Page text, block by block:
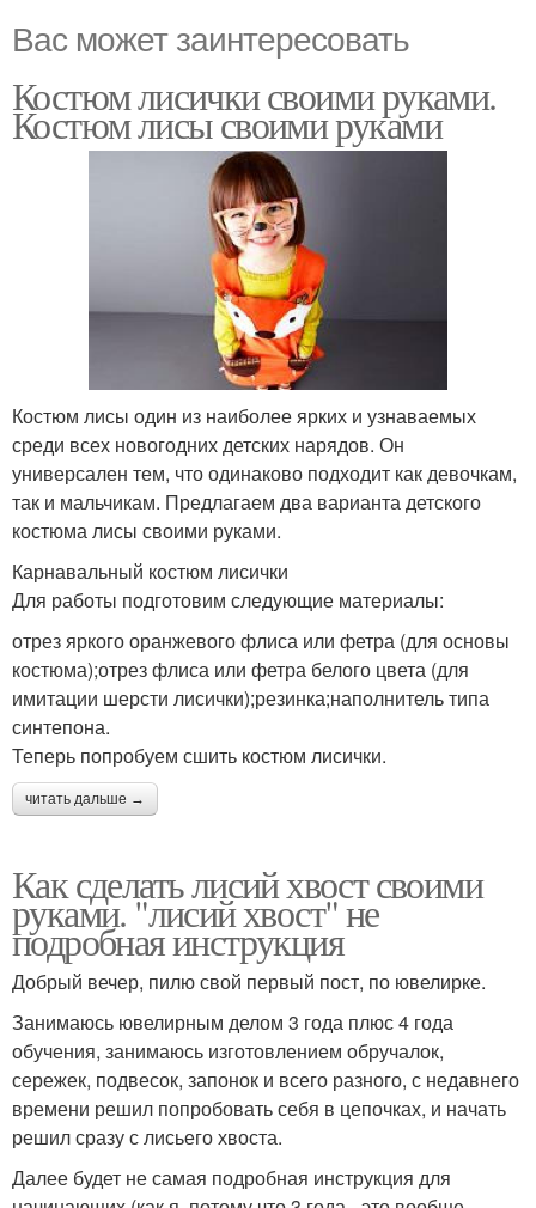
Вас может заинтересовать
Костюм лисички своими руками.
Костюм лисы своими руками
Костюм лисы один из наиболее ярких и узнаваемых
среди всех новогодних детских нарядов. Он
универсален тем, что одинаково подходит как девочкам,
так и мальчикам. Предлагаем два варианта детского
костюма лисы своими руками.
Карнавальный костюм лисички
Для работы подготовим следующие материалы:
отрез яркого оранжевого флиса или фетра (для основы
костюма);отрез флиса или фетра белого цвета (для
имитации шерсти лисички);резинка;наполнитель типа
синтепона.
Теперь попробуем сшить костюм лисички.
читать дальше →
Как сделать лисий хвост своими
руками. "лисий хвост" не
подробная инструкция
Добрый вечер, пилю свой первый пост, по ювелирке.
Занимаюсь ювелирным делом 3 года плюс 4 года
обучения, занимаюсь изготовлением обручалок,
сережек, подвесок, запонок и всего разного, с недавнего
времени решил попробовать себя в цепочках, и начать
решил сразу с лисьего хвоста.
Далее будет не самая подробная инструкция для